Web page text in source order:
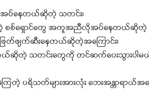
အပ်နေတယ်ဆိုတဲ့ သတင်း၊
ကြတဲ့ စစ်ရှောင်တွေ အကူအညီလိုအပ်နေတယ်ဆိုတဲ့
ြတ်ဖျက်ဆီးနေတယ်ဆိုတဲ့အကြောင်း၊
တယ်ဆိုတဲ့ သတင်းတွေကို တင်ဆက်ပေးသွားပါမ
ရိသတ်များအားလုံး ဘေးအန္တာရာယ်အပေ